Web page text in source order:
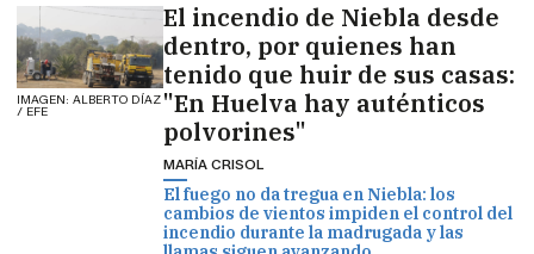
IMAGEN: ALBERTO DÍAZ
/ EFE
El incendio de Niebla desde
dentro, por quienes han
tenido que huir de sus casas:
"En Huelva hay auténticos
polvorines"
MARÍA CRISOL
El fuego no da tregua en Niebla: los
cambios de vientos impiden el control del
incendio durante la madrugada y las